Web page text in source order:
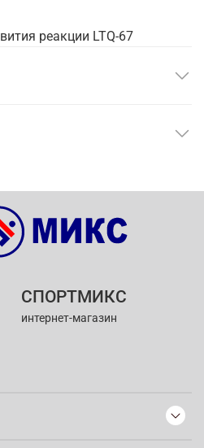
СПОРТМИКС
интернет-магазин